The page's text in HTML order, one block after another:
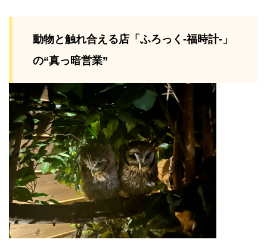
動物と触れ合える店「ふろっく‐福時計‐」
の“真っ暗営業”